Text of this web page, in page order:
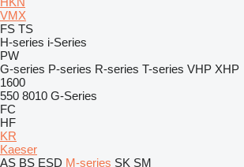
VMX
FS TS
H-series i-Series
PW
G-series P-series R-series T-series VHP XHP
1600
550 8010 G-Series
FC
HF
KR
Kaeser
AS BS ESD M-series SK SM